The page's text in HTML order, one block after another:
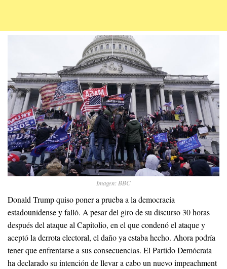
Imagen: BBC
Donald Trump quiso poner a prueba a la democracia
estadounidense y falló. A pesar del giro de su discurso 30 horas
después del ataque al Capitolio, en el que condenó el ataque y
aceptó la derrota electoral, el daño ya estaba hecho. Ahora podría
tener que enfrentarse a sus consecuencias. El Partido Demócrata
ha declarado su intención de llevar a cabo un nuevo impeachment